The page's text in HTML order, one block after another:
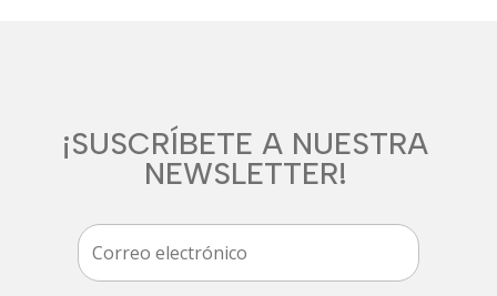
¡SUSCRÍBETE A NUESTRA
NEWSLETTER!